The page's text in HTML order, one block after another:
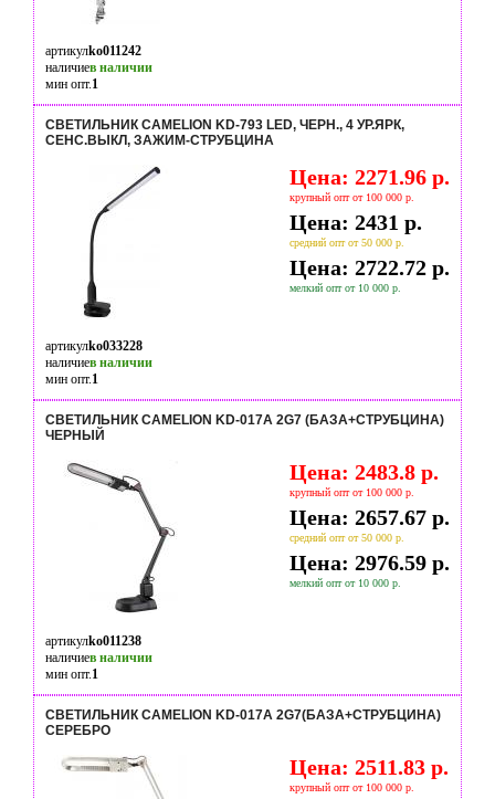
артикулko011242
наличиев наличии
мин опт.1
СВЕТИЛЬНИК CAMELION KD-793 LED, ЧЕРН., 4 УР.ЯРК,
СЕНС.ВЫКЛ, ЗАЖИМ-СТРУБЦИНА
Цена: 2271.96 р.
крупный опт от 100 000 р.
Цена: 2431 р.
средний опт от 50 000 р.
Цена: 2722.72 р.
мелкий опт от 10 000 р.
артикулko033228
наличиев наличии
мин опт.1
СВЕТИЛЬНИК CAMELION KD-017A 2G7 (БАЗА+СТРУБЦИНА)
ЧЕРНЫЙ
Цена: 2483.8 р.
крупный опт от 100 000 р.
Цена: 2657.67 р.
средний опт от 50 000 р.
Цена: 2976.59 р.
мелкий опт от 10 000 р.
артикулko011238
наличиев наличии
мин опт.1
СВЕТИЛЬНИК CAMELION KD-017A 2G7(БАЗА+СТРУБЦИНА)
СЕРЕБРО
Цена: 2511.83 р.
крупный опт от 100 000 р.